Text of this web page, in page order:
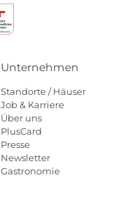
Unternehmen
Standorte / Häuser
Job & Karriere
Über uns
PlusCard
Presse
Newsletter
Gastronomie